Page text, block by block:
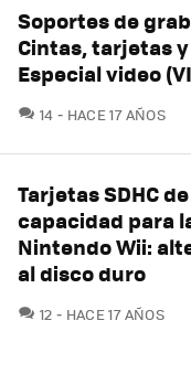
Soportes de
Cintas, tarjetas y
Especial video
14 COMENTARIOS
HACE 17 AÑOS
Tarjetas SDHC
capacidad para
Nintendo Wii:
al disco duro
12 COMENTARIOS
HACE 17 AÑOS